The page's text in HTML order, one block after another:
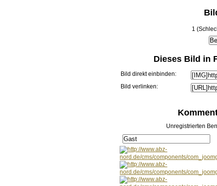
1
Dieses Bild in
Bild direkt einbinden:
Bild verlinken:
Unregistrierten